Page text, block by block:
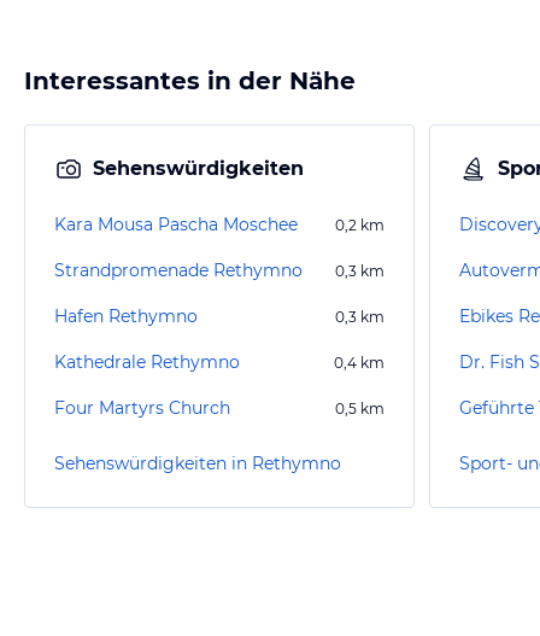
Interessantes in der Nähe
Sehenswürdigkeiten
Kara Mousa Pascha Moschee 0,2 km
Strandpromenade Rethymno 0,3 km
Hafen Rethymno 0,3 km
Kathedrale Rethymno 0,4 km
Four Martyrs Church 0,5 km
Sehenswürdigkeiten in Rethymno
Ebikes
Dr. Fish
Geführte